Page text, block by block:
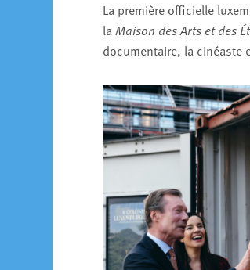
La première officielle
la Maison des Arts et des
documentaire, la cinéaste